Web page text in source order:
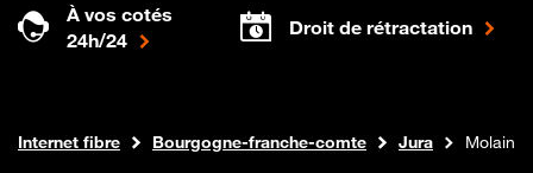
À vos cotés
24h/24
Droit de rétractation
Boutique Orange
Internet fibre Bourgogne-franche-comte Jura Molain